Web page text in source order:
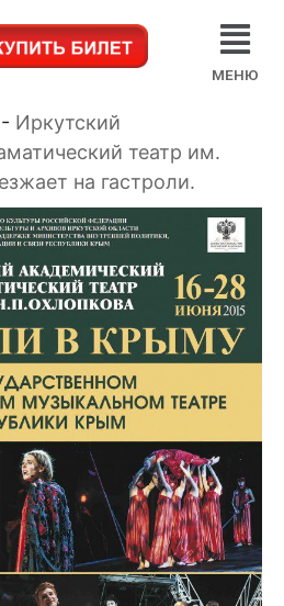
МЕНЮ
- Иркутский
театр им.
на гастроли.